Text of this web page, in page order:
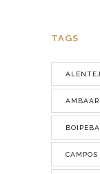
TAGS
AMBAAR
BOIPEBA
CAMPOS